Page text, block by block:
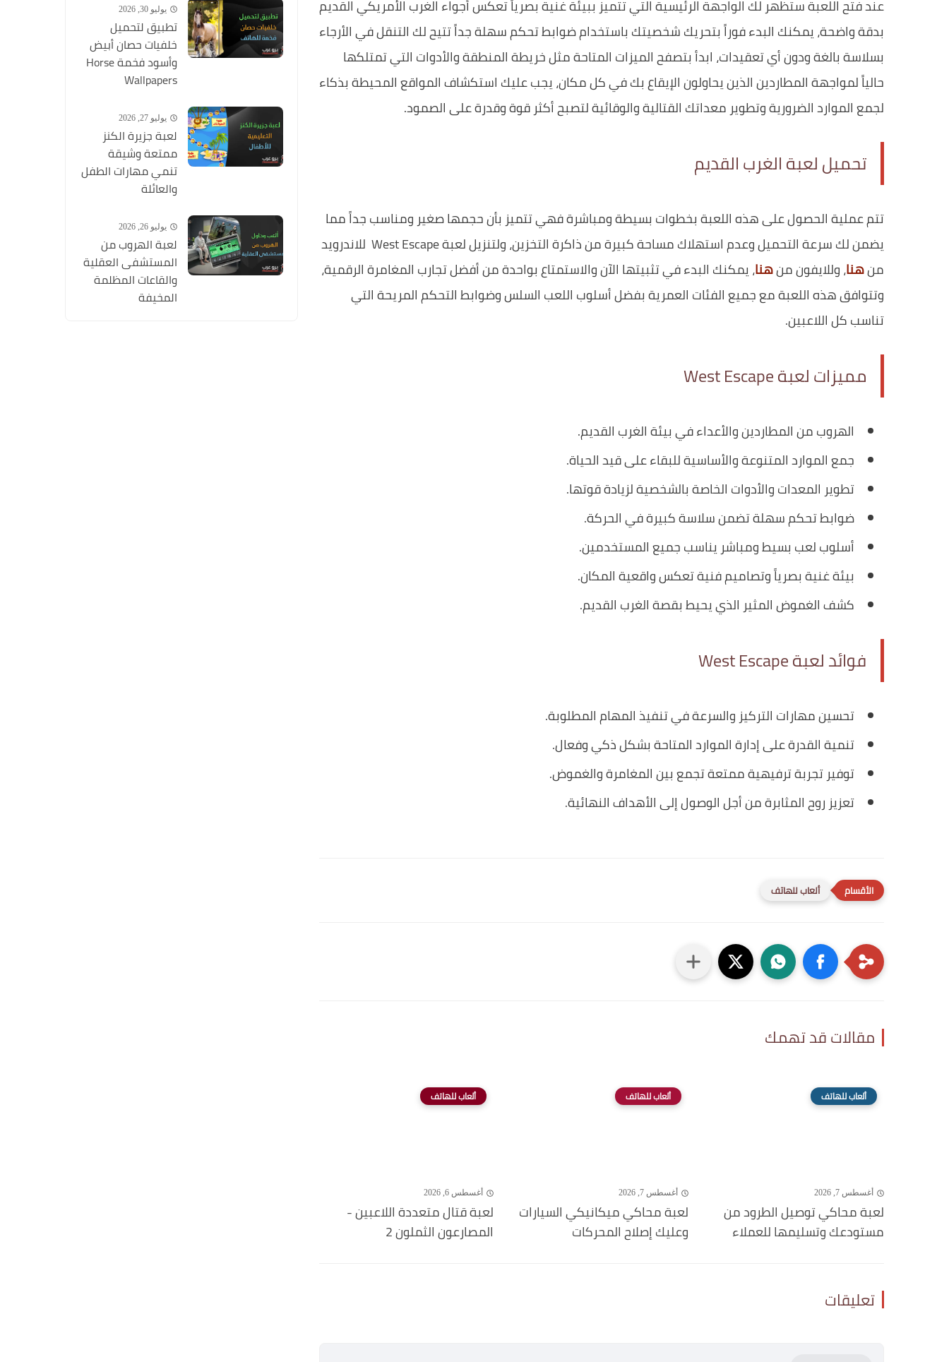
عند فتح اللعبة ستظهر لك الواجهة الرئيسية التي تتميز ببيئة غنية بصرياً تعكس أجواء الغرب الأمريكي القديم
بدقة واضحة، يمكنك البدء فوراً بتحريك شخصيتك باستخدام ضوابط تحكم سهلة جداً تتيح لك التنقل في الأرجاء
بسلاسة بالغة ودون أي تعقيدات، ابدأ بتصفح الميزات المتاحة مثل خريطة المنطقة والأدوات التي تمتلكها
حالياً لمواجهة المطاردين الذين يحاولون الإيقاع بك في كل مكان، يجب عليك استكشاف المواقع المحيطة بذكاء
لجمع الموارد الضرورية وتطوير معداتك القتالية والوقائية لتصبح أكثر قوة وقدرة على الصمود.
تحميل لعبة الغرب القديم
تتم عملية الحصول على هذه اللعبة بخطوات بسيطة ومباشرة فهي تتميز بأن حجمها صغير ومناسب جداً مما
يضمن لك سرعة التحميل وعدم استهلاك مساحة كبيرة من ذاكرة التخزين، ولتنزيل لعبة West Escape للاندرويد
منهنا، وللايفون منهنا، يمكنك البدء في تثبيتها الآن والاستمتاع بواحدة من أفضل تجارب المغامرة الرقمية،
وتتوافق هذه اللعبة مع جميع الفئات العمرية بفضل أسلوب اللعب السلس وضوابط التحكم المريحة التي
تناسب كل اللاعبين.
مميزات لعبة West Escape
الهروب من المطاردين والأعداء في بيئة الغرب القديم.
جمع الموارد المتنوعة والأساسية للبقاء على قيد الحياة.
تطوير المعدات والأدوات الخاصة بالشخصية لزيادة قوتها.
ضوابط تحكم سهلة تضمن سلاسة كبيرة في الحركة.
أسلوب لعب بسيط ومباشر يناسب جميع المستخدمين.
بيئة غنية بصرياً وتصاميم فنية تعكس واقعية المكان.
كشف الغموض المثير الذي يحيط بقصة الغرب القديم.
فوائد لعبة West Escape
تحسين مهارات التركيز والسرعة في تنفيذ المهام المطلوبة.
تنمية القدرة على إدارة الموارد المتاحة بشكل ذكي وفعال.
توفير تجربة ترفيهية ممتعة تجمع بين المغامرة والغموض.
تعزيز روح المثابرة من أجل الوصول إلى الأهداف النهائية.
ألعاب للهاتف
مقالات قد تهمك
ألعاب للهاتف
أغسطس 7, 2026
لعبة محاكي توصيل الطرود من
مستودعك وتسليمها للعملاء
ألعاب للهاتف
أغسطس 7, 2026
لعبة محاكي ميكانيكي السيارات
وعليك إصلاح المحركات
ألعاب للهاتف
أغسطس 6, 2026
لعبة قتال متعددة اللاعبين -
المصارعون الثملون 2
تعليقات
يوليو 30, 2026
تطبيق لتحميل
خلفيات حصان أبيض
وأسود فخمة Horse
Wallpapers
يوليو 27, 2026
لعبة جزيرة الكنز
ممتعة وشيقة
تنمي مهارات الطفل
والعائلة
يوليو 26, 2026
لعبة الهروب من
المستشفى العقلية
والقاعات المظلمة
المخيفة